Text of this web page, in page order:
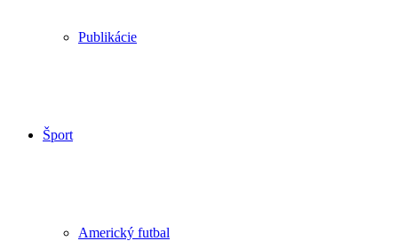
Publikácie
Šport
Americký futbal